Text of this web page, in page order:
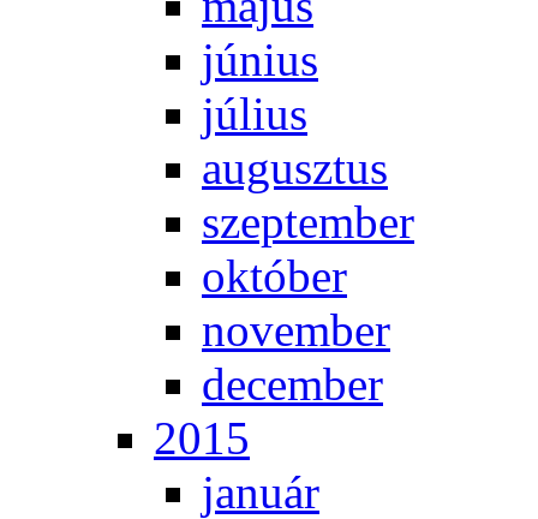
jú­ni­us
jú­li­us
au­gusz­tus
szep­tem­ber
ok­tó­ber
no­vem­ber
de­cem­ber
2015
ja­nu­ár